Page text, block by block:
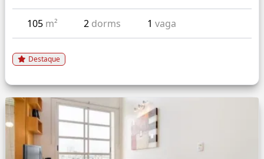
105 m² 2 dorms 1vaga
Destaque